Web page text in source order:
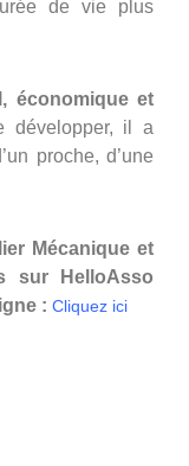
de vie plus
économique et
développer, il a
proche, d’une
Mécanique et
sur HelloAsso
: Cliquez ici